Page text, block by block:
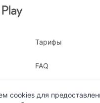
Тарифы
FAQ
cookies для